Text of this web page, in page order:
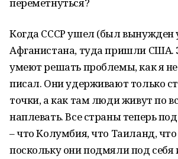
Когда СССР ушел (был вынужден
Афганистана, туда пришли США.
умеют решать проблемы, как я не
писал. Они удерживают только
точки, а как там люди живут по
наплевать. Все страны теперь
– что Колумбия, что Таиланд,
поскольку они подмяли под себя